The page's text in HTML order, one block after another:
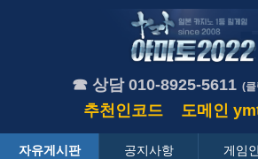
☎ 상담 010-8925-5611 (
추천인코드 도메인
자유게시판 공지사항 게임